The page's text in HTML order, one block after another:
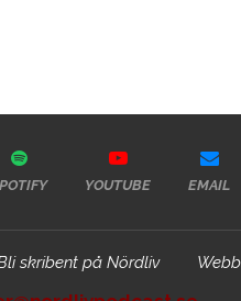
YOUTUBE EMAIL
skribent på Nördliv